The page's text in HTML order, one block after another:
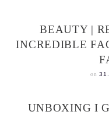
BEAUTY |
INCREDIBLE
on
UNBOXING I